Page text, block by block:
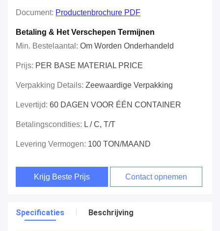
Document: Productenbrochure PDF
Betaling & Het Verschepen Termijnen
Min. Bestelaantal: Om Worden Onderhandeld
Prijs: PER BASE MATERIAL PRICE
Verpakking Details: Zeewaardige Verpakking
Levertijd: 60 DAGEN VOOR ÉÉN CONTAINER
Betalingscondities: L / C, T/T
Levering Vermogen: 100 TON/MAAND
Krijg Beste Prijs Contact opnemen
Specificaties Beschrijving